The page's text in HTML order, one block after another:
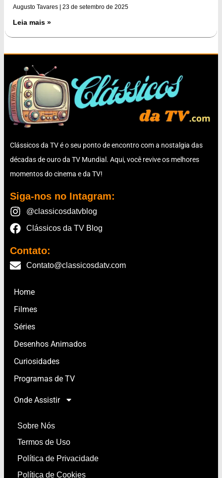
Augusto Tavares 23 de setembro de 2025
Leia mais »
Clássicos da TV é o seu ponto de encontro com a nostalgia das
décadas de ouro da TV Mundial. Aqui, você revive os melhores
momentos do cinema e da TV!
Siga-nos no Intagram:
@classicosdatvblog
Clássicos da TV Blog
Contato:
Contato@classicosdatv.com
Home
Filmes
Séries
Desenhos Animados
Curiosidades
Programas de TV
Onde Assistir
Sobre Nós
Termos de Uso
Política de Privacidade
Política de Cookies